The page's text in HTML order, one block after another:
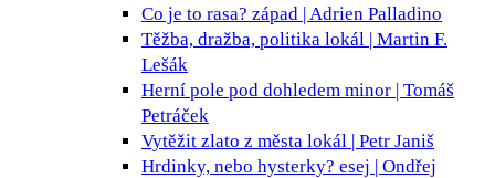
Co je to rasa? západ | Adrien Palladino
Těžba, dražba, politika lokál | Martin F.
Lešák
Herní pole pod dohledem minor | Tomáš
Petráček
Vytěžit zlato z města lokál | Petr Janiš
Hrdinky, nebo hysterky? esej | Ondřej